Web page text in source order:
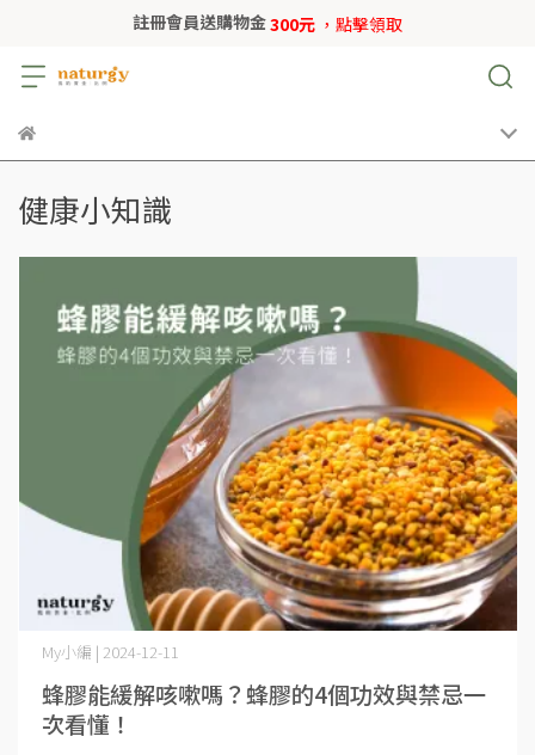
註冊會員送購物金300元 ，點擊領取
健康小知識
蜂膠能緩解咳嗽嗎？蜂膠的4個功效與禁忌一
次看懂！
My小編 | 2024-12-11